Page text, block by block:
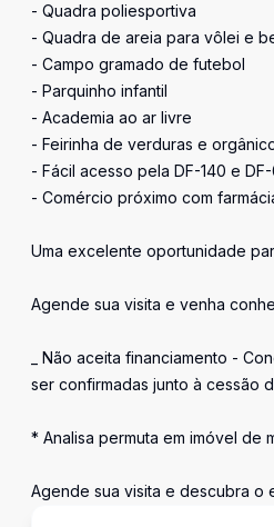
- Quadra poliesportiva
- Quadra de areia para vôlei e
- Campo gramado de futebol
- Parquinho infantil
- Academia ao ar livre
- Feirinha de verduras e
- Fácil acesso pela DF-140 e DF-
- Comércio próximo com
Uma excelente oportunidade
Agende sua visita e venha
_ Não aceita financiamento -
ser confirmadas junto à cessão
* Analisa permuta em imóvel de
Agende sua visita e descubra o